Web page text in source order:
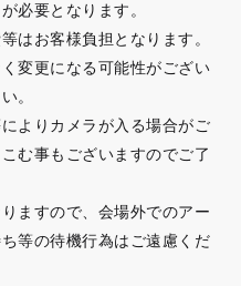
必要となります。
はお客様負担となります。
変更になる可能性がござい
。
よりカメラが入る場合がご
む事もございますのでご了
ますので、会場外でのアー
等の待機行為はご遠慮くだ